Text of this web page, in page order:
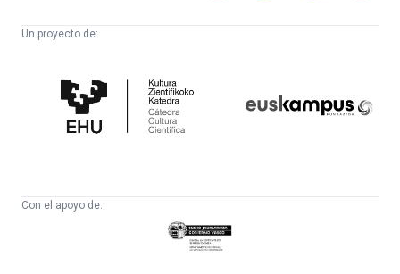
Un proyecto de:
Cultura
Científica
Con el apoyo de:
Eusko
Jaurlaritza